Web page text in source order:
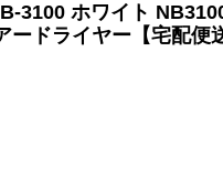
3100 ホワイト
ードライヤー【宅配便